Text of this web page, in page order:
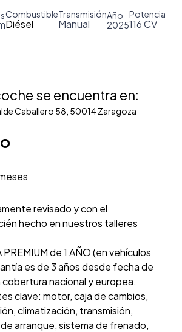
Combustible
Diésel
Transmisión
Manual
Año
2025
Potencia
116 CV
se encuentra en:
Caballero 58, 50014 Zaragoza
revisado y con el
hecho en nuestros talleres
de 1 AÑO (en vehículos
es de 3 años desde fecha de
nacional y europea.
clave: motor, caja de cambios,
climatización, transmisión,
arranque, sistema de frenado,